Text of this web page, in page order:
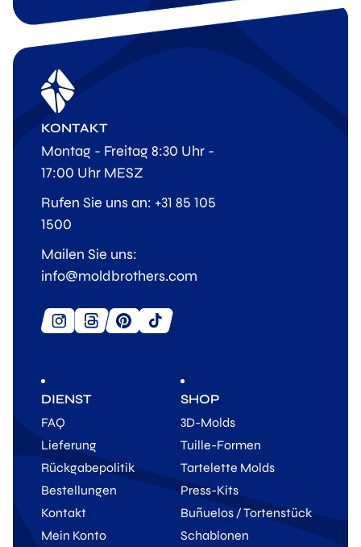
DIENST
FAQ
Lieferung
Rückgabepolitik
Bestellungen
Kontakt
Mein Konto
SHOP
3D-Molds
Tuille-Formen
Tartelette Molds
Press-Kits
Buñuelos / Tortenstück
Schablonen
KONTAKT
Montag - Freitag 8:30 Uhr -
17:00 Uhr MESZ
Rufen Sie uns an: +31 85 105
1500
Mailen Sie uns:
info@moldbrothers.com